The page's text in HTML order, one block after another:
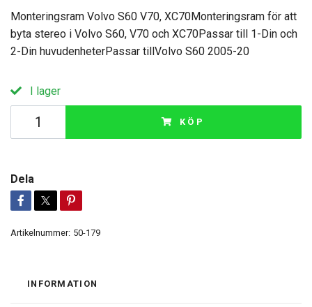
Monteringsram Volvo S60 V70, XC70Monteringsram för att
byta stereo i Volvo S60, V70 och XC70Passar till 1-Din och
2-Din huvudenheterPassar tillVolvo S60 2005-20
I lager
KÖP
Dela
Artikelnummer: 50-179
INFORMATION